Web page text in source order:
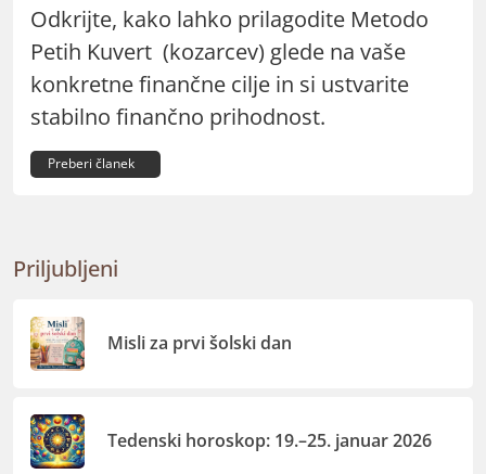
Odkrijte, kako lahko prilagodite Metodo
Petih Kuvert (kozarcev) glede na vaše
konkretne finančne cilje in si ustvarite
stabilno finančno prihodnost.
Preberi članek
Priljubljeni
Misli za prvi šolski dan
Tedenski horoskop: 19.–25. januar 2026